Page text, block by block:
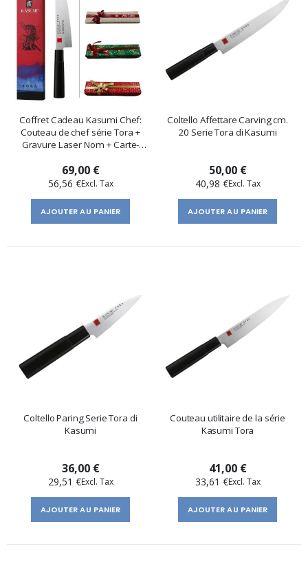
Coffret Cadeau Kasumi Chef:
Couteau de chef série Tora +
Gravure Laser Nom + Carte-
69,00 €
56,56 €
AJOUTER AU PANIER
Coltello Affettare Carving cm.
20 Serie Tora di Kasumi
50,00 €
40,98 €
AJOUTER AU PANIER
Coltello Paring Serie Tora di
Kasumi
36,00 €
29,51 €
AJOUTER AU PANIER
Couteau utilitaire de la série
Kasumi Tora
41,00 €
33,61 €
AJOUTER AU PANIER